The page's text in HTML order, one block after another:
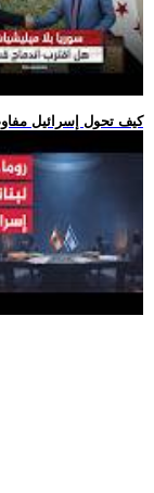
.. كيف تحول إسرائيل